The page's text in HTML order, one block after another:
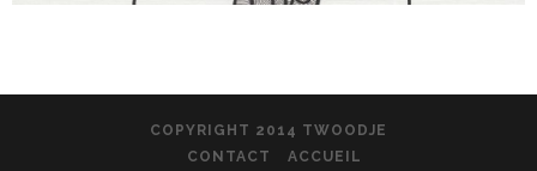
COPYRIGHT 2014 TWOODJE
CONTACT
ACCUEIL